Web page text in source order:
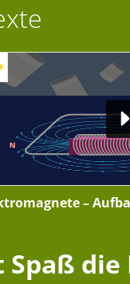
+ INTERAKTIVE ÜBUNG
–
Spaß